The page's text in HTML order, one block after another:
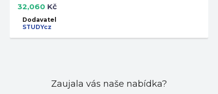
32,060 Kč
Dodavatel
STUDYcz
Zaujala vás naše nabídka?